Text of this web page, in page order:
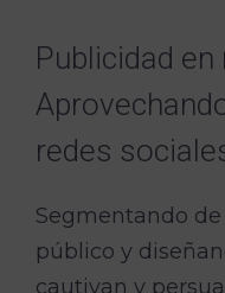
Publicidad
redes
Segmentando
público y
cautivan y